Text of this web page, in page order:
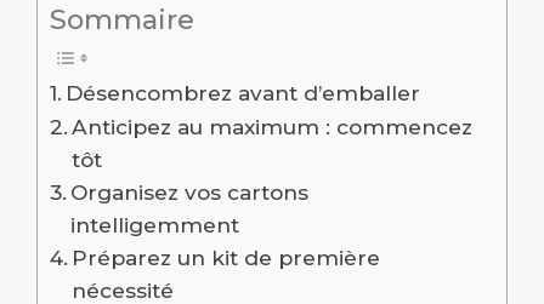
Sommaire
Désencombrez avant d’emballer
Anticipez au maximum : commencez
tôt
Organisez vos cartons
intelligemment
Préparez un kit de première
nécessité